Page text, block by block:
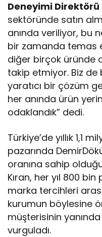
Deneyimi Direktörü
sektöründe satın
anında veriliyor, bu
bir zamanda temas
diğer birçok üründe
takip etmiyor. Biz de
yaratıcı bir çözüm
her anında ürün
odaklandık” dedi.
Türkiye’de yıllık 1,1
pazarında
oranına sahip
Kıran, her yıl 800
marka tercihleri
kurumun böylesine
müşterisinin
vurguladı.